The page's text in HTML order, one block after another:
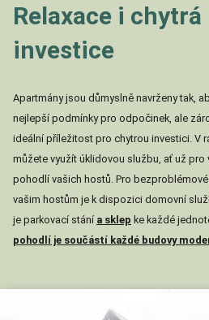
Relaxace i chytrá
investice
Apartmány jsou důmyslně navrženy tak,
nejlepší podmínky pro odpočinek, ale
ideální příležitost pro chytrou investici. V
můžete využít úklidovou službu, ať už
pohodlí vašich hostů. Pro
vašim hostům je k dispozici domovní
je parkovací stání a sklep ke každé
pohodlí je součástí každé budovy